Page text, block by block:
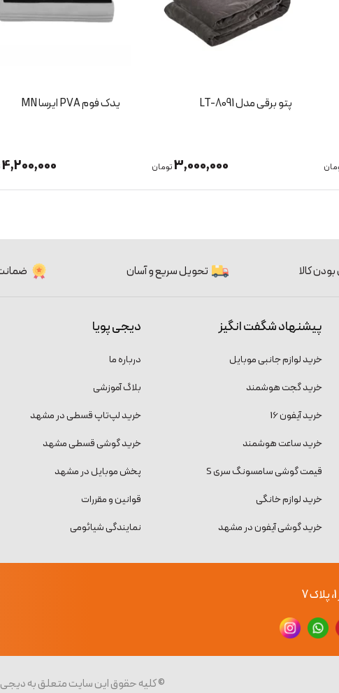
پتو برقی مدل LT-8091
3,000,000تومان
یدک فوم PVA ایرسا MN
4,200,000
کالا تحویل سریع و آسان
پیشنهاد شگفت انگیز
خرید لوازم جانبی موبایل
خرید گجت هوشمند
خرید آیفون 16
خرید ساعت هوشمند
قیمت گوشی سامسونگ سری S
خرید لوازم خانگی
خرید گوشی آیفون در مشهد
دیجی پویا
درباره ما
بلاگ آموزشی
خرید لپ‌تاپ قسطی در مشهد
خرید گوشی قسطی مشهد
پخش موبایل در مشهد
قوانین و مقررات
نمایندگی شیائومی
© کلیه حقوق این سایت متعلق به